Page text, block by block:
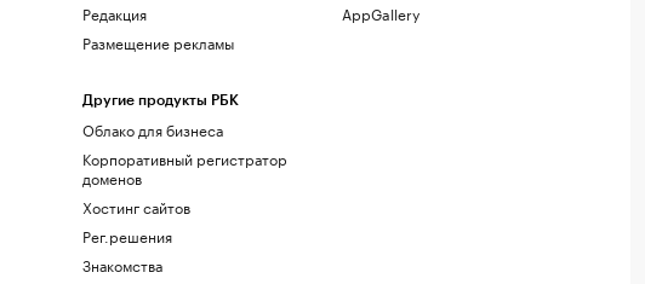
Редакция
Размещение рекламы
Другие продукты РБК
Облако для бизнеса
Корпоративный регистратор
доменов
Хостинг сайтов
Рег.решения
Знакомства
AppGallery